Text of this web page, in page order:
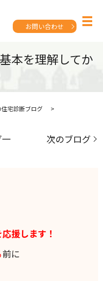
お問い合わせ
本を理解してか
宅診断ブログ
次のブログ
援します！
前に